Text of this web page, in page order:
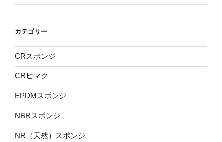
カテゴリー
CRスポンジ
CRヒマク
EPDMスポンジ
NBRスポンジ
NR（天然）スポンジ